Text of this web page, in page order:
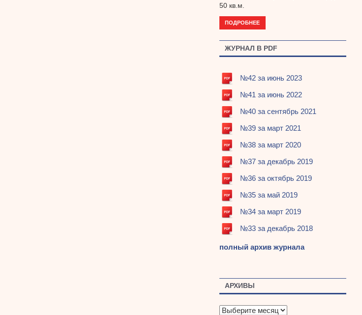
50 кв.м.
ПОДРОБНЕЕ
ЖУРНАЛ В PDF
№42 за июнь 2023
№41 за июнь 2022
№40 за сентябрь 2021
№39 за март 2021
№38 за март 2020
№37 за декабрь 2019
№36 за октябрь 2019
№35 за май 2019
№34 за март 2019
№33 за декабрь 2018
полный архив журнала
АРХИВЫ
А